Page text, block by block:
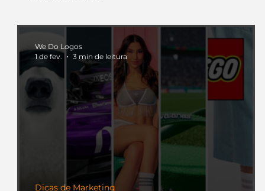
Dicas de Marketing
We Do Logos
1 de fev.
3 min de leitura